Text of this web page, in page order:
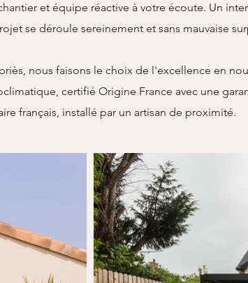
et équipe réactive à votre écoute. Un
se déroule sereinement et sans mauvaise
nous faisons le choix de l'excellence en
certifié Origine France avec une
français, installé par un artisan de proximité.